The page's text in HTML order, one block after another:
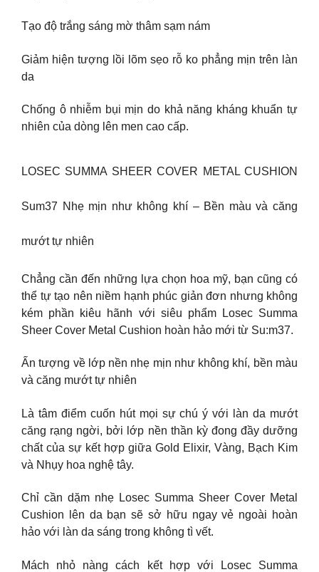
Tạo độ trắng sáng mờ thâm sạm nám
Giảm hiện tượng lồi lõm sẹo rỗ ko phẳng mịn trên làn
da
Chống ô nhiễm bụi mịn do khả năng kháng khuẩn tự
nhiên của dòng lên men cao cấp.
LOSEC SUMMA SHEER COVER METAL CUSHION
Sum37 Nhẹ mịn như không khí – Bền màu và căng
mướt tự nhiên
Chẳng cần đến những lựa chọn hoa mỹ, bạn cũng có
thể tự tạo nên niềm hạnh phúc giản đơn nhưng không
kém phần kiêu hãnh với siêu phẩm Losec Summa
Sheer Cover Metal Cushion hoàn hảo mới từ Su:m37.
Ấn tượng về lớp nền nhẹ mịn như không khí, bền màu
và căng mướt tự nhiên
Là tâm điểm cuốn hút mọi sự chú ý với làn da mướt
căng rạng ngời, bởi lớp nền thần kỳ đong đầy dưỡng
chất của sự kết hợp giữa Gold Elixir, Vàng, Bạch Kim
và Nhụy hoa nghệ tây.
Chỉ cần dặm nhẹ Losec Summa Sheer Cover Metal
Cushion lên da bạn sẽ sở hữu ngay vẻ ngoài hoàn
hảo với làn da sáng trong không tì vết.
Mách nhỏ nàng cách kết hợp với Losec Summa